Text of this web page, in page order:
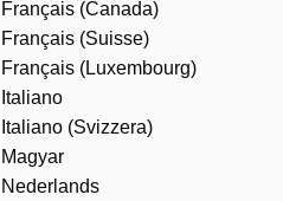
Français (Canada)
Français (Suisse)
Français (Luxembourg)
Italiano
Italiano (Svizzera)
Magyar
Nederlands